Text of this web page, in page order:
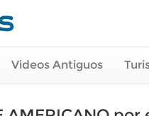
Videos Antiguos